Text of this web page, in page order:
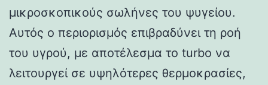
μικροσκοπικούς σωλήνες του ψυγείου.
Αυτός ο περιορισμός επιβραδύνει τη ροή
του υγρού, με αποτέλεσμα το turbo να
λειτουργεί σε υψηλότερες θερμοκρασίες,